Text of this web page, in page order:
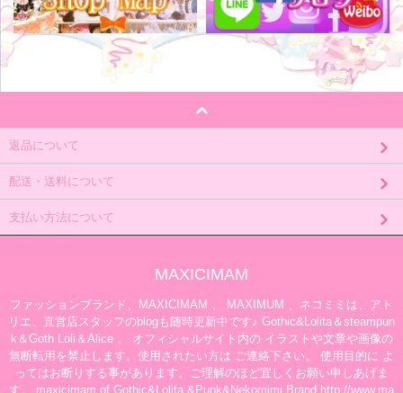
返品について
配送・送料について
支払い方法について
MAXICIMAM
ファッションブランド、MAXICIMAM 、 MAXIMUM 、ネコミミは、アト
リエ、直営店スタッフのblogも随時更新中です♪ Gothic&Lolita＆steampun
k＆Goth Loli＆Alice 。 オフィシャルサイト内の イラストや文章や画像の
無断転用を禁止します。使用されたい方は ご連絡下さい。 使用目的に よ
ってはお断りする事があります。ご理解のほど宜しくお願い申しあげま
す。 maxicimam of Gothic&Lolita &Punk&Nekomimi Brand http://www.ma